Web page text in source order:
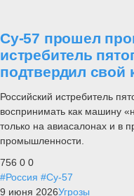
Су-57 прошел
истребитель
подтвердил свой
Российский истребитель
воспринимать как машину
только на авиасалонах и в
промышленности.
756 0 0
#Россия #Су-57
9 июня 2026Угрозы